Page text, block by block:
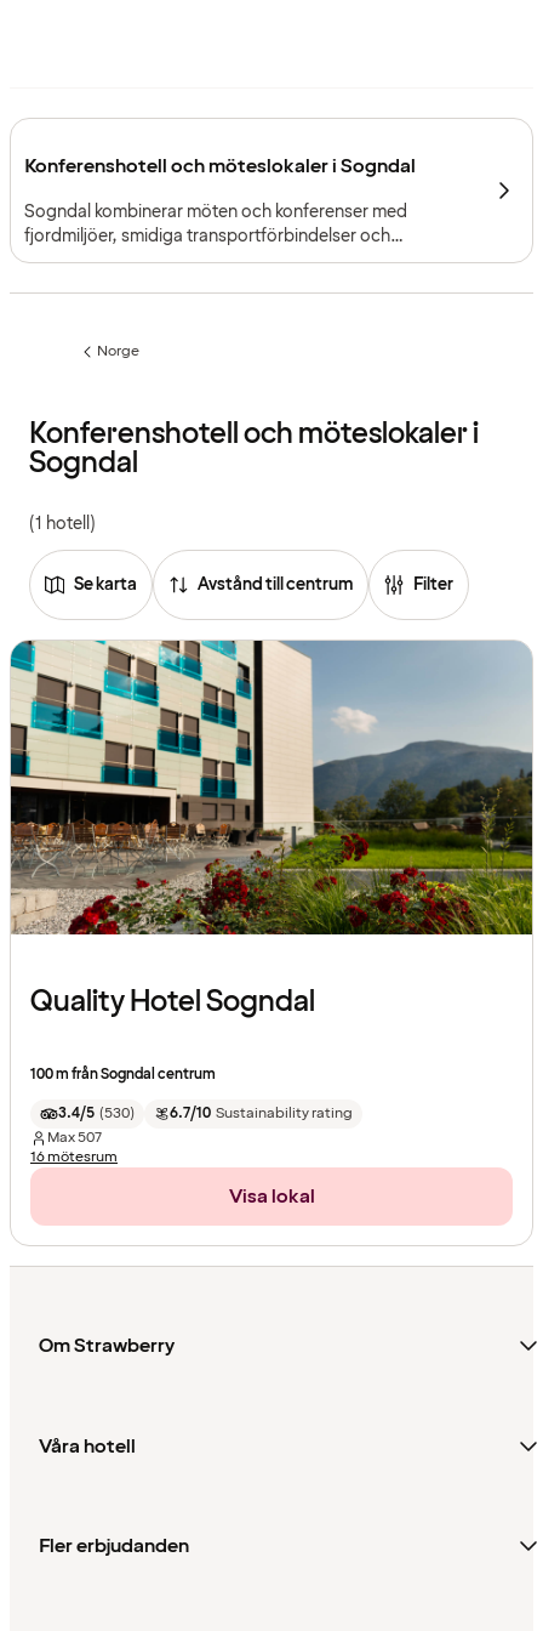
Konferenshotell och möteslokaler i Sogndal
Sogndal kombinerar möten och konferenser med
fjordmiljöer, smidiga transportförbindelser och
konferensfaciliteter som passar både stora
Föregående
Norge
Konferenshotell och möteslokaler i
Sogndal
(1 hotell)
Se karta Avstånd till centrum Filter
Quality Hotel Sogndal
100 m från Sogndal centrum
3.4/5 (530) 6.7/10 Sustainability rating
Max507
16 mötesrum
Visa lokal
Om Strawberry
Våra hotell
Fler erbjudanden